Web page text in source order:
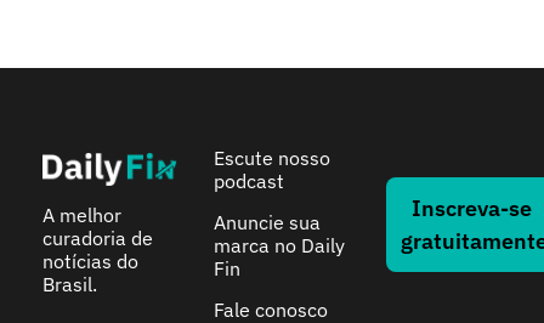
A melhor
curadoria de
notícias do
Brasil.
Escute nosso
podcast
Anuncie sua
marca no Daily
Fin
Fale conosco
Inscreva-se